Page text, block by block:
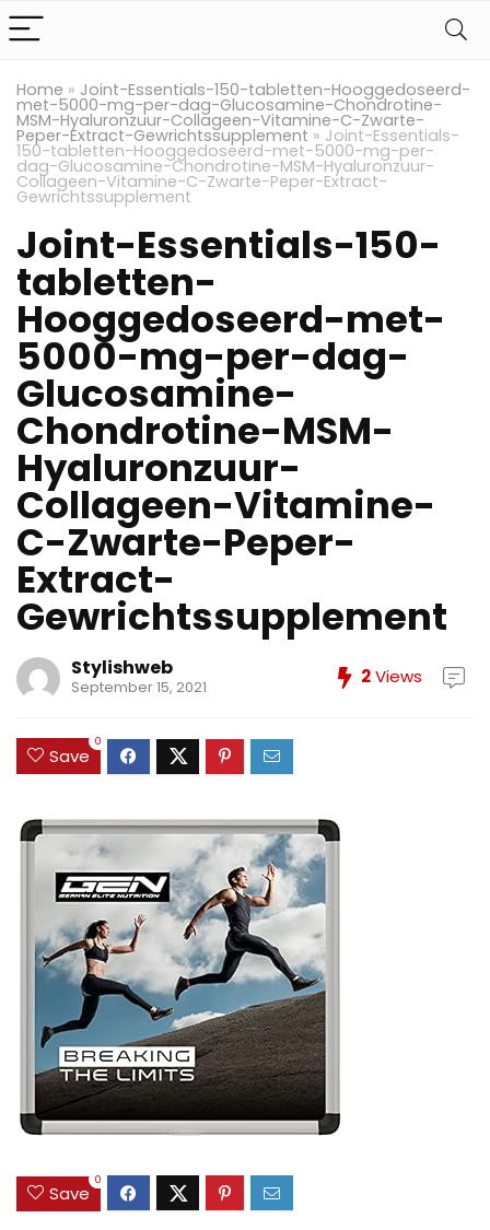
Home » Joint-Essentials-150-tabletten-Hooggedoseerd-
met-5000-mg-per-dag-Glucosamine-Chondrotine-
MSM-Hyaluronzuur-Collageen-Vitamine-C-Zwarte-
Peper-Extract-Gewrichtssupplement » Joint-Essentials-
150-tabletten-Hooggedoseerd-met-5000-mg-per-
dag-Glucosamine-Chondrotine-MSM-Hyaluronzuur-
Collageen-Vitamine-C-Zwarte-Peper-Extract-
Gewrichtssupplement
Joint-Essentials-150-
tabletten-
Hooggedoseerd-met-
5000-mg-per-dag-
Glucosamine-
Chondrotine-MSM-
Hyaluronzuur-
Collageen-Vitamine-
C-Zwarte-Peper-
Extract-
Gewrichtssupplement
Stylishweb
September 15, 2021 2Views
Save
0
Save
0